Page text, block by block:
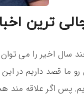
ترین
سال اخیر را می
پس اگر علاقه مند